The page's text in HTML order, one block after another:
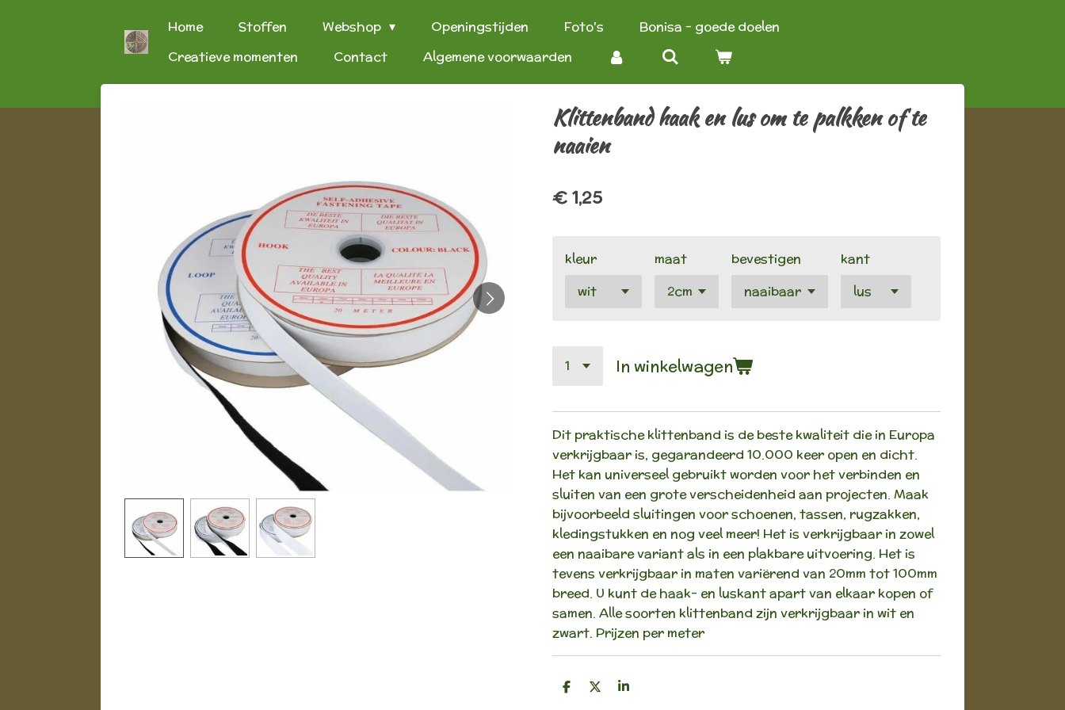
Home Stoffen Webshop Openingstijden Foto's
Bonisa - goede doelen
Creatieve momenten
Contact Algemene voorwaarden
Klittenband haak en lus om te palkken of te
naaien
€ 1,25
kleur maat bevestigen kant
In winkelwagen
Dit praktische klittenband is de beste kwaliteit die in Europa
verkrijgbaar is, gegarandeerd 10.000 keer open en dicht.
Het kan universeel gebruikt worden voor het verbinden en
sluiten van een grote verscheidenheid aan projecten. Maak
bijvoorbeeld sluitingen voor schoenen, tassen, rugzakken,
kledingstukken en nog veel meer! Het is verkrijgbaar in zowel
een naaibare variant als in een plakbare uitvoering. Het is
tevens verkrijgbaar in maten variërend van 20mm tot 100mm
breed. U kunt de haak- en luskant apart van elkaar kopen of
samen. Alle soorten klittenband zijn verkrijgbaar in wit en
zwart. Prijzen per meter
D
D
S